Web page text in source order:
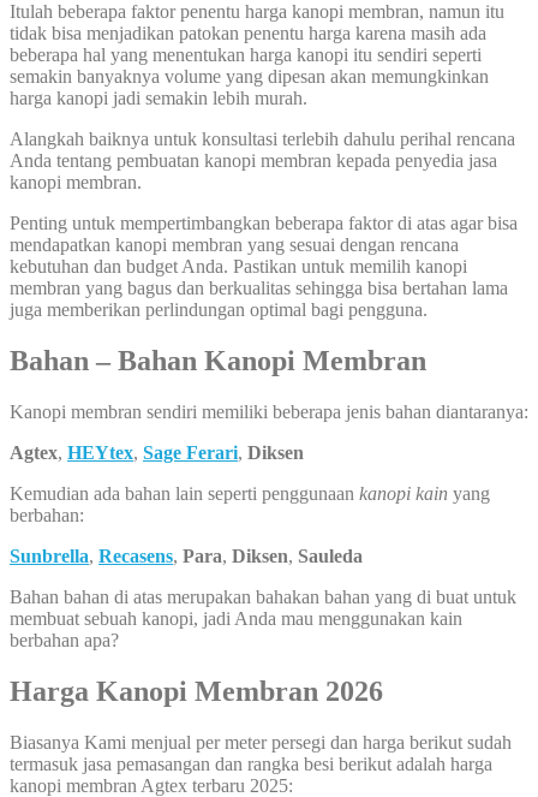
Itulah beberapa faktor penentu harga kanopi membran, namun itu
tidak bisa menjadikan patokan penentu harga karena masih ada
beberapa hal yang menentukan harga kanopi itu sendiri seperti
semakin banyaknya volume yang dipesan akan memungkinkan
harga kanopi jadi semakin lebih murah.
Alangkah baiknya untuk konsultasi terlebih dahulu perihal rencana
Anda tentang pembuatan kanopi membran kepada penyedia jasa
kanopi membran.
Penting untuk mempertimbangkan beberapa faktor di atas agar bisa
mendapatkan kanopi membran yang sesuai dengan rencana
kebutuhan dan budget Anda. Pastikan untuk memilih kanopi
membran yang bagus dan berkualitas sehingga bisa bertahan lama
juga memberikan perlindungan optimal bagi pengguna.
Bahan – Bahan Kanopi Membran
Kanopi membran sendiri memiliki beberapa jenis bahan diantaranya:
Agtex, HEYtex, Sage Ferari, Diksen
Kemudian ada bahan lain seperti penggunaan kanopi kain yang
berbahan:
Sunbrella, Recasens, Para, Diksen, Sauleda
Bahan bahan di atas merupakan bahakan bahan yang di buat untuk
membuat sebuah kanopi, jadi Anda mau menggunakan kain
berbahan apa?
Harga Kanopi Membran 2026
Biasanya Kami menjual per meter persegi dan harga berikut sudah
termasuk jasa pemasangan dan rangka besi berikut adalah harga
kanopi membran Agtex terbaru 2025: